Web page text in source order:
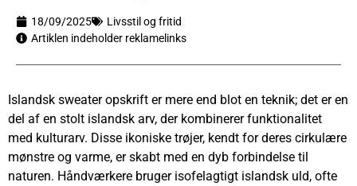
18/09/2025
Livsstil og fritid
Artiklen indeholder reklamelinks
Islandsk sweater opskrift er mere end blot en teknik; det er en
del af en stolt islandsk arv, der kombinerer funktionalitet
med kulturarv. Disse ikoniske trøjer, kendt for deres cirkulære
mønstre og varme, er skabt med en dyb forbindelse til
naturen. Håndværkere bruger isofelagtigt islandsk uld, ofte